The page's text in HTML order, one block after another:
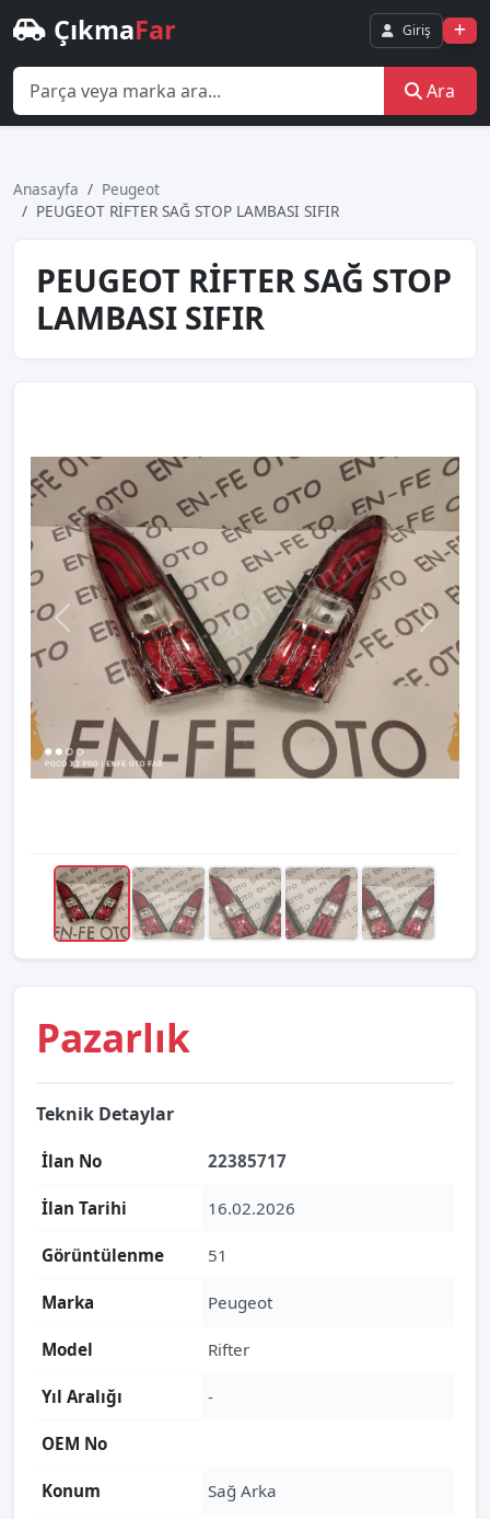
ÇıkmaFar Giriş
Ara
Anasayfa
Peugeot
PEUGEOT RİFTER SAĞ STOP LAMBASI SIFIR
PEUGEOT RİFTER SAĞ STOP
LAMBASI SIFIR
Pazarlık
Teknik Detaylar
İlan No 22385717
İlan Tarihi 16.02.2026
Görüntülenme 51
Marka Peugeot
Model Rifter
Yıl Aralığı -
OEM No
Konum Sağ Arka